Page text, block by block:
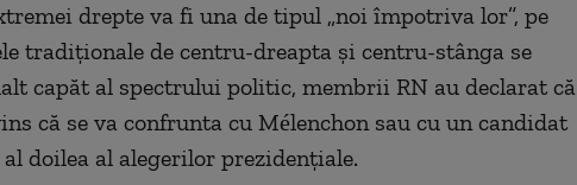
drepte va fi una de tipul „noi împotriva lor”, pe
tradiționale de centru-dreapta și centru-stânga se
capăt al spectrului politic, membrii RN au declarat că
că se va confrunta cu Mélenchon sau cu un candidat
doilea al alegerilor prezidențiale.